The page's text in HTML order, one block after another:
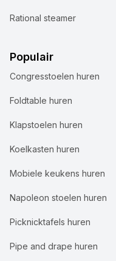
Rational steamer
Populair
Congresstoelen huren
Foldtable huren
Klapstoelen huren
Koelkasten huren
Mobiele keukens huren
Napoleon stoelen huren
Picknicktafels huren
Pipe and drape huren